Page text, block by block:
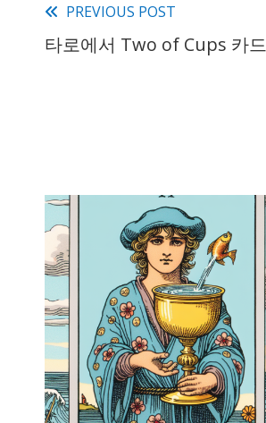
Read
more
PREVIOUS POST
타로에서 Two of Cups 카